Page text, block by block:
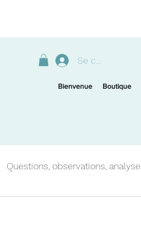
Se connecter
Bienvenue Boutique
Questions, observations,